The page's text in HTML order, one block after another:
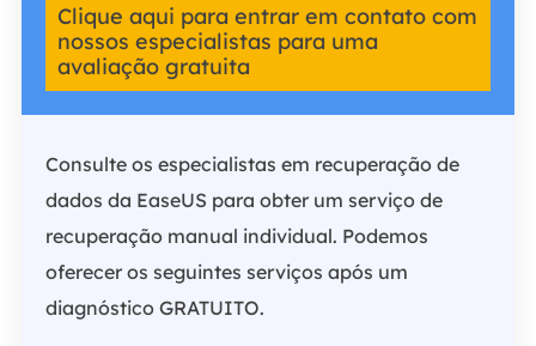
Clique aqui para entrar em contato com
nossos especialistas para uma
avaliação gratuita
Consulte os especialistas em recuperação de
dados da EaseUS para obter um serviço de
recuperação manual individual. Podemos
oferecer os seguintes serviços após um
diagnóstico GRATUITO.